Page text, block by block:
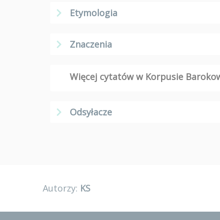
Etymologia
Znaczenia
Więcej cytatów w Korpusie
Odsyłacze
Autorzy: KS